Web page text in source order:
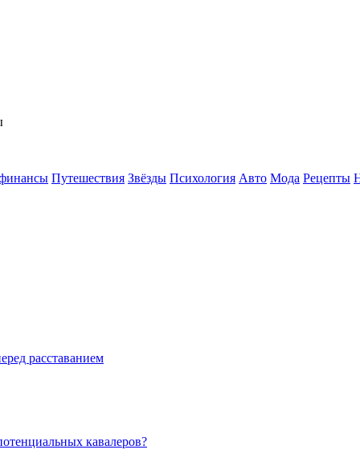
Путешествия Звёзды Психология Авто Мода Рецепты
расставанием
кавалеров?